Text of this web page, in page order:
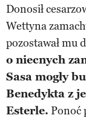
Donosił
Wettyna
pozostawał mu
o niecnych
Sasa mogły
Benedykta z
Esterle. Ponoć